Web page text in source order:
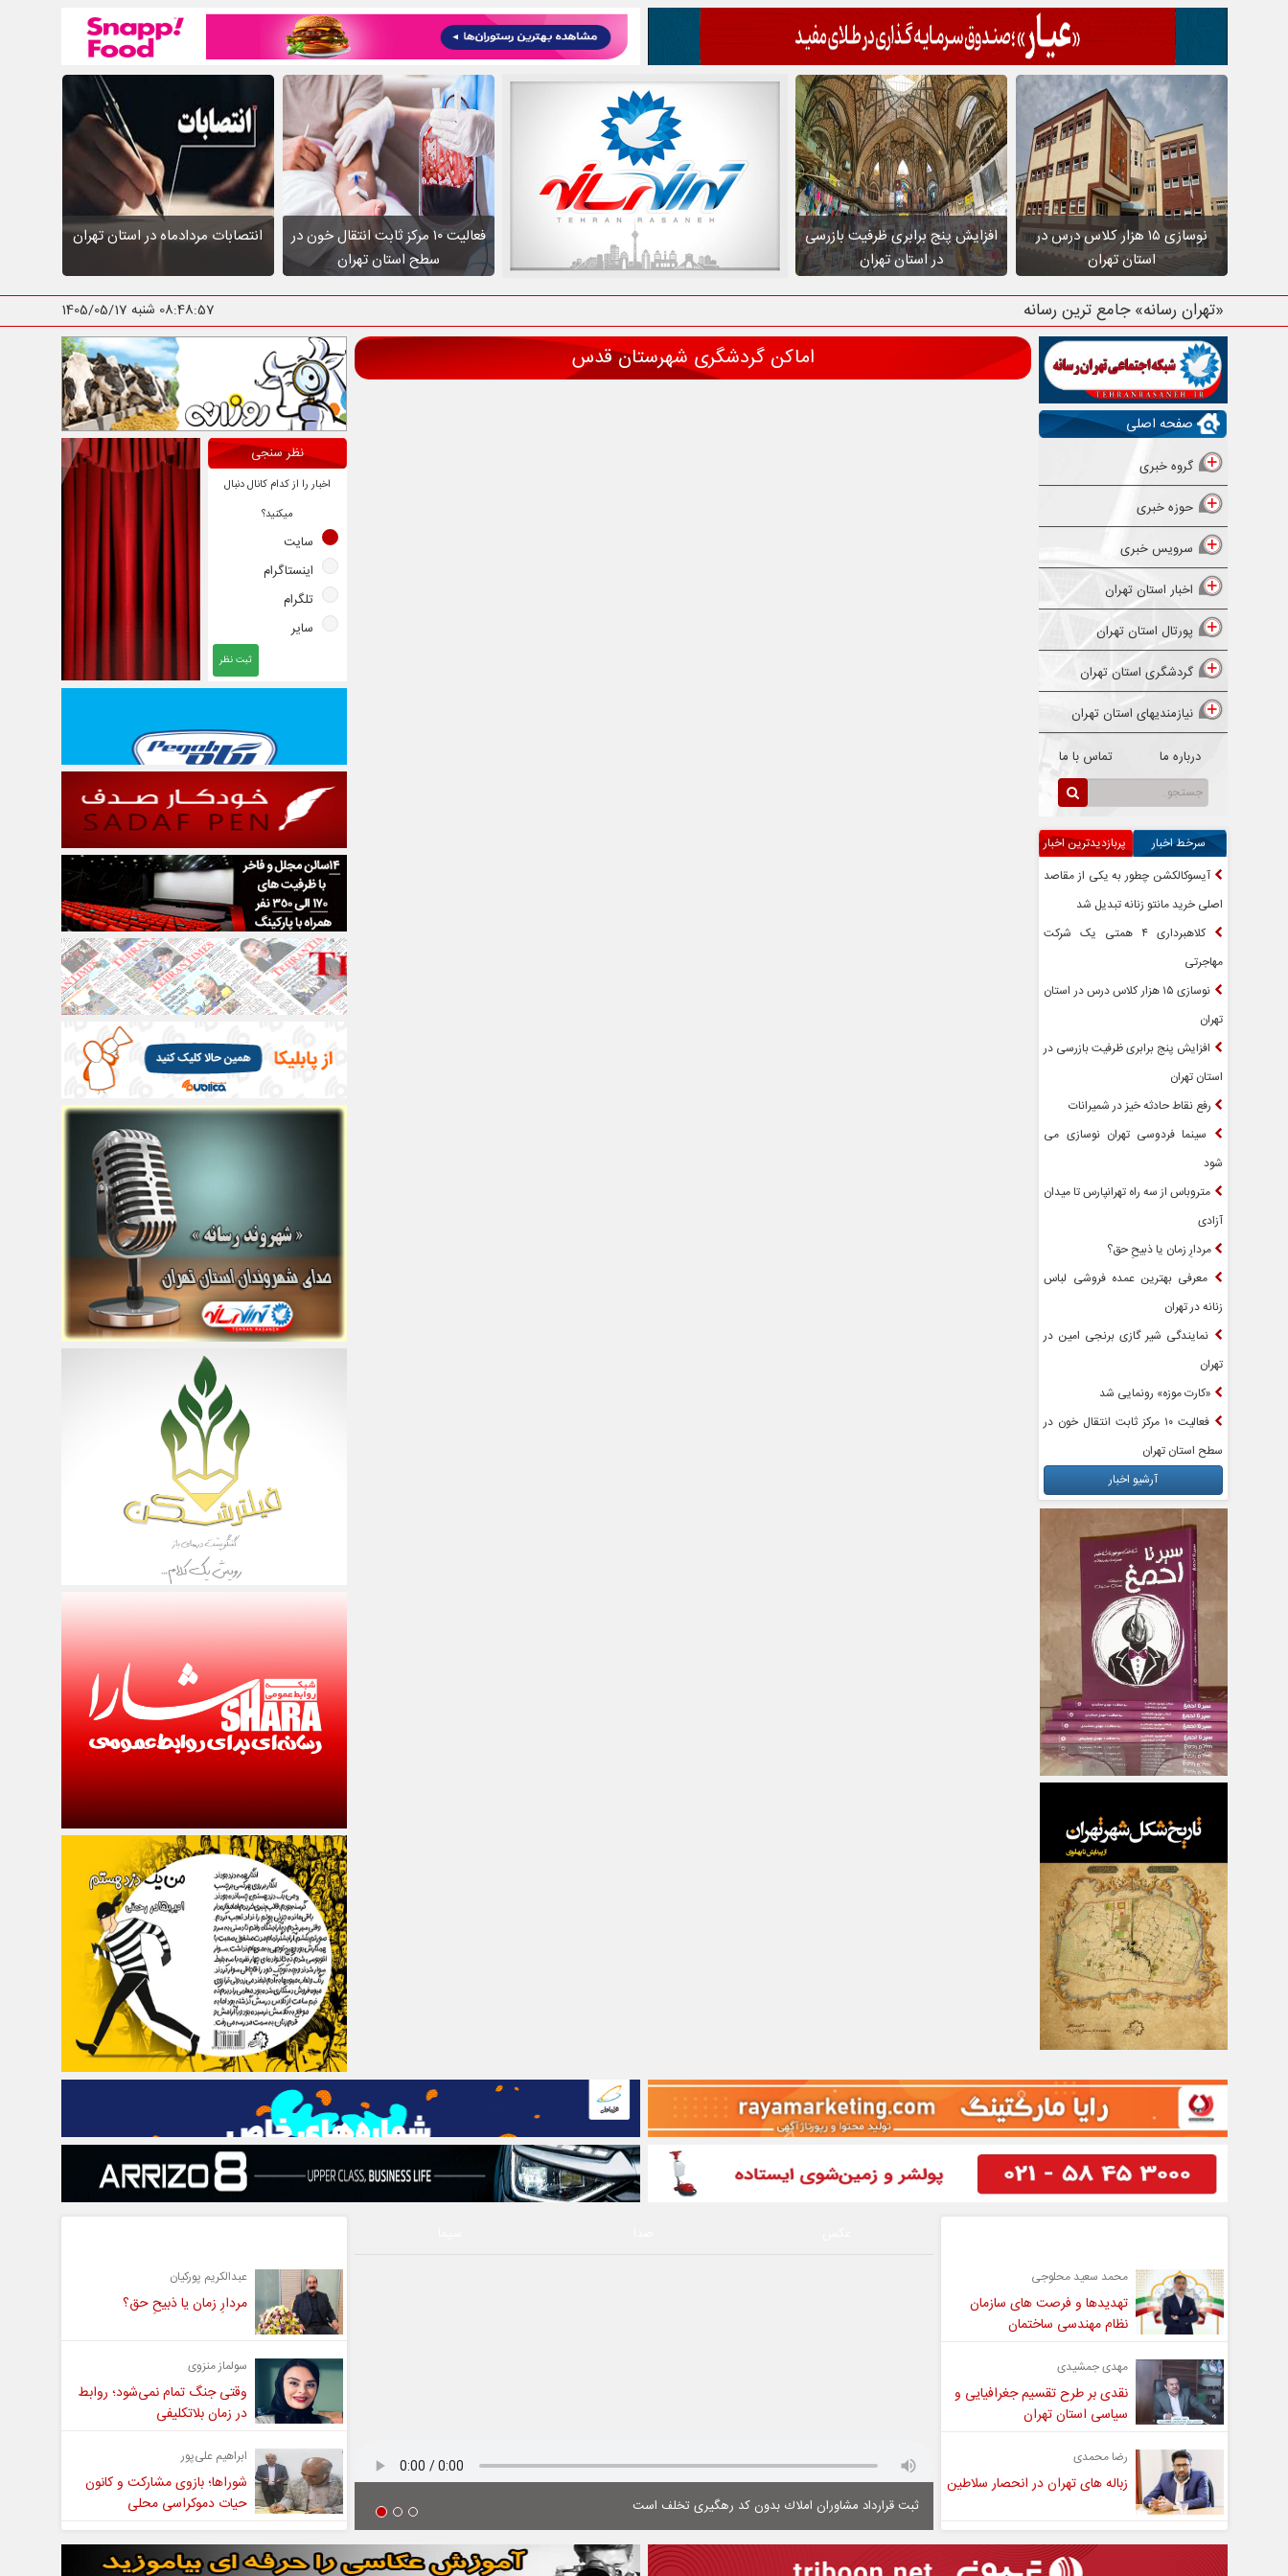
نوسازی ۱۵ هزار کلاس درس در
استان تهران
افزایش پنج برابری ظرفیت بازرسی
در استان تهران
فعالیت ۱۰ مرکز ثابت انتقال خون در
سطح استان تهران
انتصابات مردادماه در استان تهران
«تهران رسانه» جامع ترین رسانه استان ته 08:48:58 شنبه 1405/05/17
صفحه اصلی
گروه خبری
حوزه خبری
سرویس خبری
اخبار استان تهران
پورتال استان تهران
گردشگری استان تهران
نیازمندیهای استان تهران
درباره ما تماس با ما
سرخط اخبار
پربازدیدترین اخبار
آیسوکالکشن چطور به یکی از مقاصد
اصلی خرید مانتو زنانه تبدیل شد
کلاهبرداری ۴ همتی یک شرکت
مهاجرتی
نوسازی ۱۵ هزار کلاس درس در استان
تهران
افزایش پنج برابری ظرفیت بازرسی در
استان تهران
رفع نقاط حادثه خیز در شمیرانات
سینما فردوسی تهران نوسازی می
شود
متروباس از سه راه تهرانپارس تا میدان
آزادی
مردارِ زمان یا ذبیحِ حق؟
معرفی بهترین عمده فروشی لباس
زنانه در تهران
نمایندگی شیر گازی برنجی امین در
تهران
«کارت موزه» رونمایی شد
فعالیت ۱۰ مرکز ثابت انتقال خون در
سطح استان تهران
آرشیو اخبار
اماکن گردشگری شهرستان قدس
نظر سنجی
اخبار را از کدام کانال دنبال
میکنید؟
سایت
اینستاگرام
تلگرام
سایر
ثبت نظر
محمد سعید محلوجی
تهدیدها و فرصت های سازمان
نظام مهندسی ساختمان
مهدی جمشیدی
نقدی بر طرح تقسیم جغرافیایی و
سیاسی استان تهران
رضا محمدی
زباله های تهران در انحصار سلاطین
ثبت قرارداد مشاوران املاك بدون كد رهگیری تخلف است
عبدالکریم پورکیان
مردارِ زمان یا ذبیحِ حق؟
سولماز منزوی
وقتی جنگ تمام نمی‌شود؛ روابط
در زمان بلاتکلیفی
ابراهیم علی‌پور
شوراها؛ بازوی مشارکت و کانون
حیات دموکراسی محلی